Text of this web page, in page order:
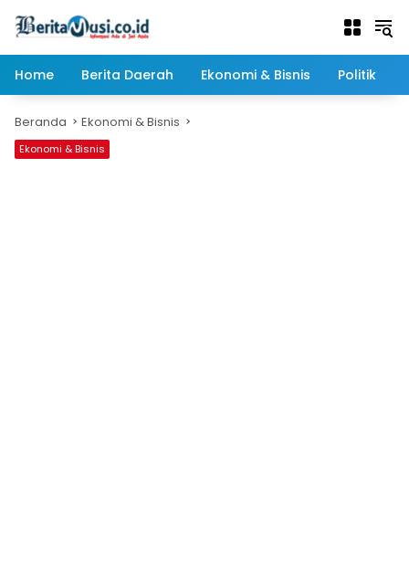
Home
Berita Daerah Ekonomi & Bisnis Politik
Beranda Ekonomi & Bisnis
Ekonomi & Bisnis